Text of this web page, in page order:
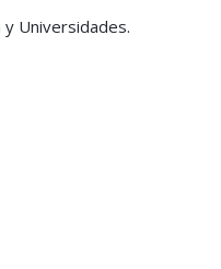
y Universidades.